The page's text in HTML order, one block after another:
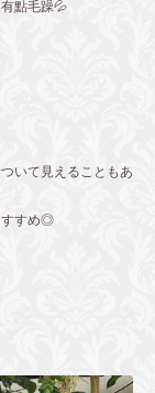
點毛躁💦
いて見えることもあ
すすめ◎